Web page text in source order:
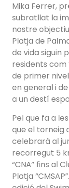
Mika Ferrer,
subratllat la
nostre
Platja de
de vida siguin
residents com
de primer
en general i
a un destí
Pel que fa a
que el torneig
celebrarà al
recorregut 5
“CNA” fins al
Platja